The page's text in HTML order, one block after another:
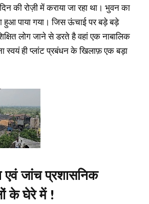
की रोज़ी में कराया जा रहा था। भुवन का
पाया गया। जिस ऊंचाई पर बड़े बड़े
लोग जाने से डरते है वहां एक नाबालिक
स्वयं ही प्लांट प्रबंधन के खिलाफ़ एक बड़ा
एवं जांच प्रशासनिक
के घेरे में !